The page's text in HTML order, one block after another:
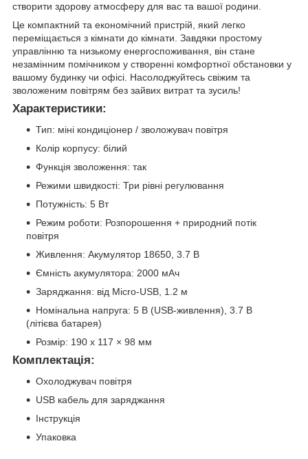
створити здорову атмосферу для вас та вашої родини.
Це компактний та економічний пристрій, який легко
переміщається з кімнати до кімнати. Завдяки простому
управлінню та низькому енергоспоживання, він стане
незамінним помічником у створенні комфортної обстановки у
вашому будинку чи офісі. Насолоджуйтесь свіжим та
зволоженим повітрям без зайвих витрат та зусиль!
Характеристики:
Тип: міні кондиціонер / зволожувач повітря
Колір корпусу: білий
Функція зволоження: так
Режими швидкості: Три рівні регулювання
Потужність: 5 Вт
Режим роботи: Розпорошення + природний потік
повітря
Живлення: Акумулятор 18650, 3.7 В
Ємність акумулятора: 2000 мАч
Заряджання: від Micro-USB, 1.2 м
Номінальна напруга: 5 В (USB-живлення), 3.7 В
(літієва батарея)
Розмір: 190 х 117 × 98 мм
Комплектація:
Охолоджувач повітря
USB кабель для заряджання
Інструкція
Упаковка